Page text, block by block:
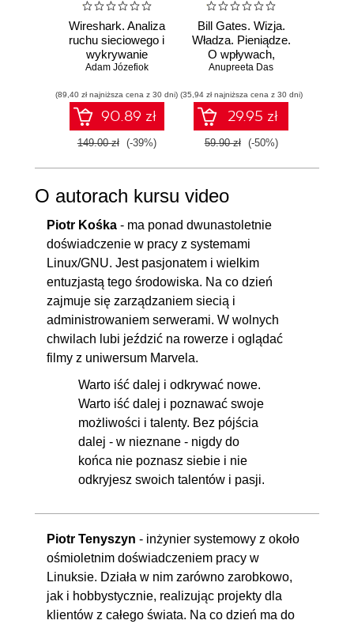
Wireshark. Analiza
ruchu sieciowego i
wykrywanie
włamań
Adam Józefiok
(89,40 zł najniższa cena z 30 dni)
90.89 zł
149.00 zł (-39%)
Bill Gates. Wizja.
Władza. Pieniądze.
O wpływach,
biznesie i tym, co
Anupreeta Das
(35,94 zł najniższa cena z 30 dni)
29.95 zł
59.90 zł (-50%)
O autorach kursu video
Piotr Kośka - ma ponad dwunastoletnie
doświadczenie w pracy z systemami
Linux/GNU. Jest pasjonatem i wielkim
entuzjastą tego środowiska. Na co dzień
zajmuje się zarządzaniem siecią i
administrowaniem serwerami. W wolnych
chwilach lubi jeździć na rowerze i oglądać
filmy z uniwersum Marvela.
Warto iść dalej i odkrywać nowe.
Warto iść dalej i poznawać swoje
możliwości i talenty. Bez pójścia
dalej - w nieznane - nigdy do
końca nie poznasz siebie i nie
odkryjesz swoich talentów i pasji.
Piotr Tenyszyn - inżynier systemowy z około
ośmioletnim doświadczeniem pracy w
Linuksie. Działa w nim zarówno zarobkowo,
jak i hobbystycznie, realizując projekty dla
klientów z całego świata. Na co dzień ma do